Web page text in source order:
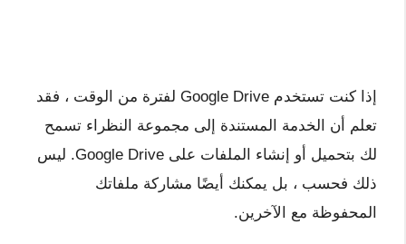
إذا كنت تستخدم Google Drive لفترة من الوقت ، فقد
تعلم أن الخدمة المستندة إلى مجموعة النظراء تسمح
لك بتحميل أو إنشاء الملفات على Google Drive. ليس
ذلك فحسب ، بل يمكنك أيضًا مشاركة ملفاتك
المحفوظة مع الآخرين.